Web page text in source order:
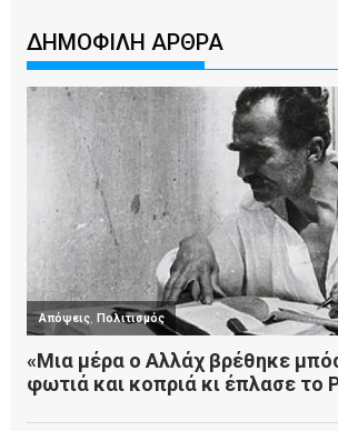
ΔΗΜΟΦΙΛΗ ΑΡΘΡΑ